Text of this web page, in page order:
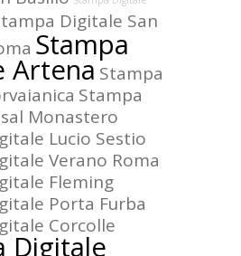
Digitale San
Stampa
Artena Stampa
Stampa
Monastero
Lucio Sestio
Verano Roma
Fleming
Porta Furba
Corcolle
Digitale